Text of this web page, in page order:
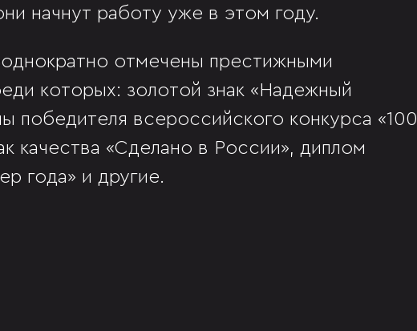
начнут работу уже в этом году.
отмечены престижными
которых: золотой знак «Надежный
победителя всероссийского конкурса «100
качества «Сделано в России», диплом
года» и другие.